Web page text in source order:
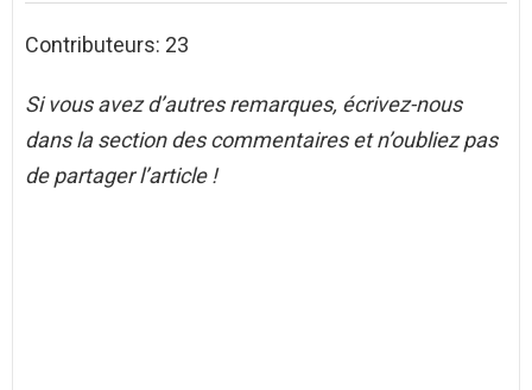
Contributeurs: 23
Si vous avez d’autres remarques, écrivez-nous
dans la section des commentaires et n’oubliez pas
de partager l’article !